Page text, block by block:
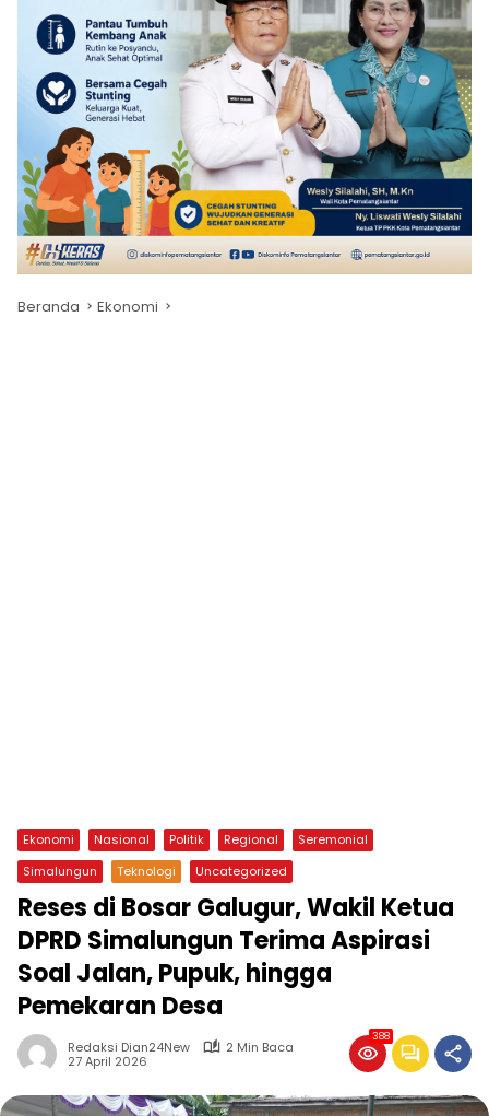
Beranda Ekonomi
Ekonomi Nasional Politik Regional
Seremonial
Simalungun
Teknologi Uncategorized
Reses di Bosar Galugur, Wakil Ketua
DPRD Simalungun Terima Aspirasi
Soal Jalan, Pupuk, hingga
Pemekaran Desa
Redaksi Dian24New
2 Min Baca
27 April 2026
388